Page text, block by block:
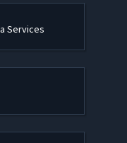
Services